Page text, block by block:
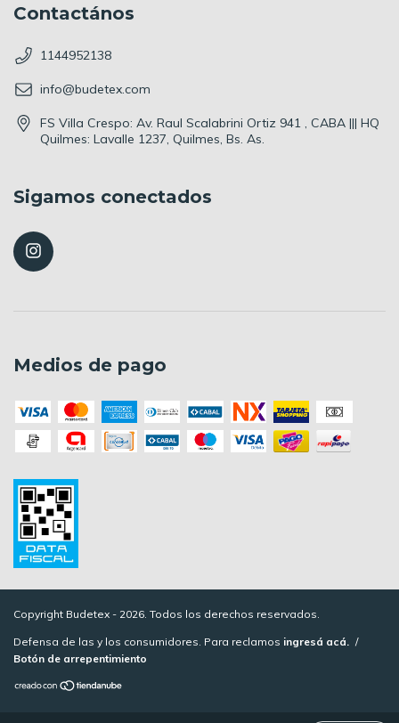
Contactános
1144952138
info@budetex.com
FS Villa Crespo: Av. Raul Scalabrini Ortiz 941 , CABA ||| HQ
Quilmes: Lavalle 1237, Quilmes, Bs. As.
Sigamos conectados
Medios de pago
Copyright Budetex - 2026. Todos los derechos reservados.
Defensa de las y los consumidores. Para reclamos ingresá acá. /
Botón de arrepentimiento